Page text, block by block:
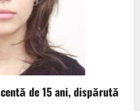
de 15 ani, dispărută